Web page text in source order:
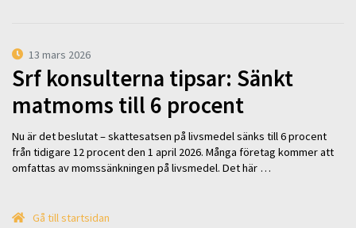
13 mars 2026
Srf konsulterna tipsar: Sänkt
matmoms till 6 procent
Nu är det beslutat – skattesatsen på livsmedel sänks till 6 procent
från tidigare 12 procent den 1 april 2026. Många företag kommer att
omfattas av momssänkningen på livsmedel. Det här …
Gå till startsidan